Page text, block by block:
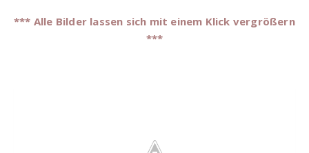
*** Alle Bilder lassen sich mit einem Klick vergrößern
***